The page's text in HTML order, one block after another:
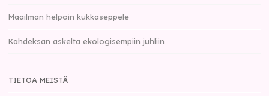
Maailman helpoin kukkaseppele
Kahdeksan askelta ekologisempiin juhliin
TIETOA MEISTÄ